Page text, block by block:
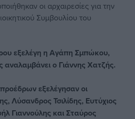
οι αρχαιρεσίες για την
Συμβουλίου του
εξελέγη η Αγάπη Σμπώκου,
αναλαμβάνει ο Γιάννης Χατζής.
εξελέγησαν οι
Λύσανδρος Τσιλίδης, Ευτύχιος
Γιαννούλης και Σταύρος